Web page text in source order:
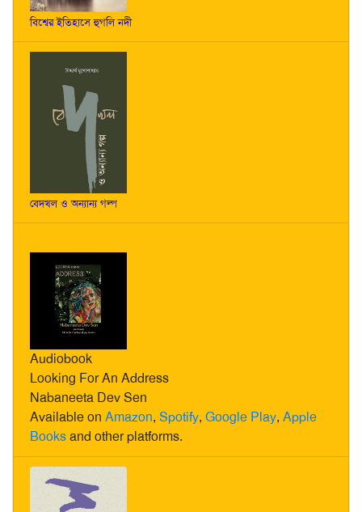
বিশ্বের ইতিহাসে হুগলি নদী
বেদখল ও অন্যান্য গল্প
Audiobook
Looking For An Address
Nabaneeta Dev Sen
Available on Amazon, Spotify, Google Play, Apple
Booksand other platforms.